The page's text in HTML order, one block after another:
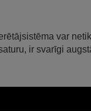
var
ir svarīgi